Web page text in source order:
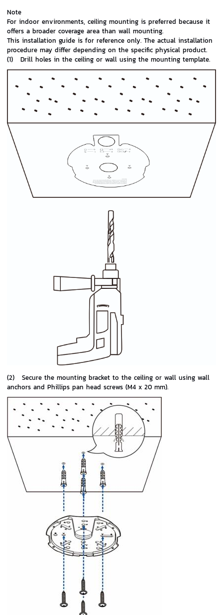
Note
For indoor environments, ceiling mounting is preferred because it
offers a broader coverage area than wall mounting.
This installation guide is for reference only. The actual installation
procedure may differ depending on the specific physical product.
(1)Drill holes in the ceiling or wall using the mounting template.
(2)Secure the mounting bracket to the ceiling or wall using wall
anchors and Phillips pan head screws (M4 x 20 mm).